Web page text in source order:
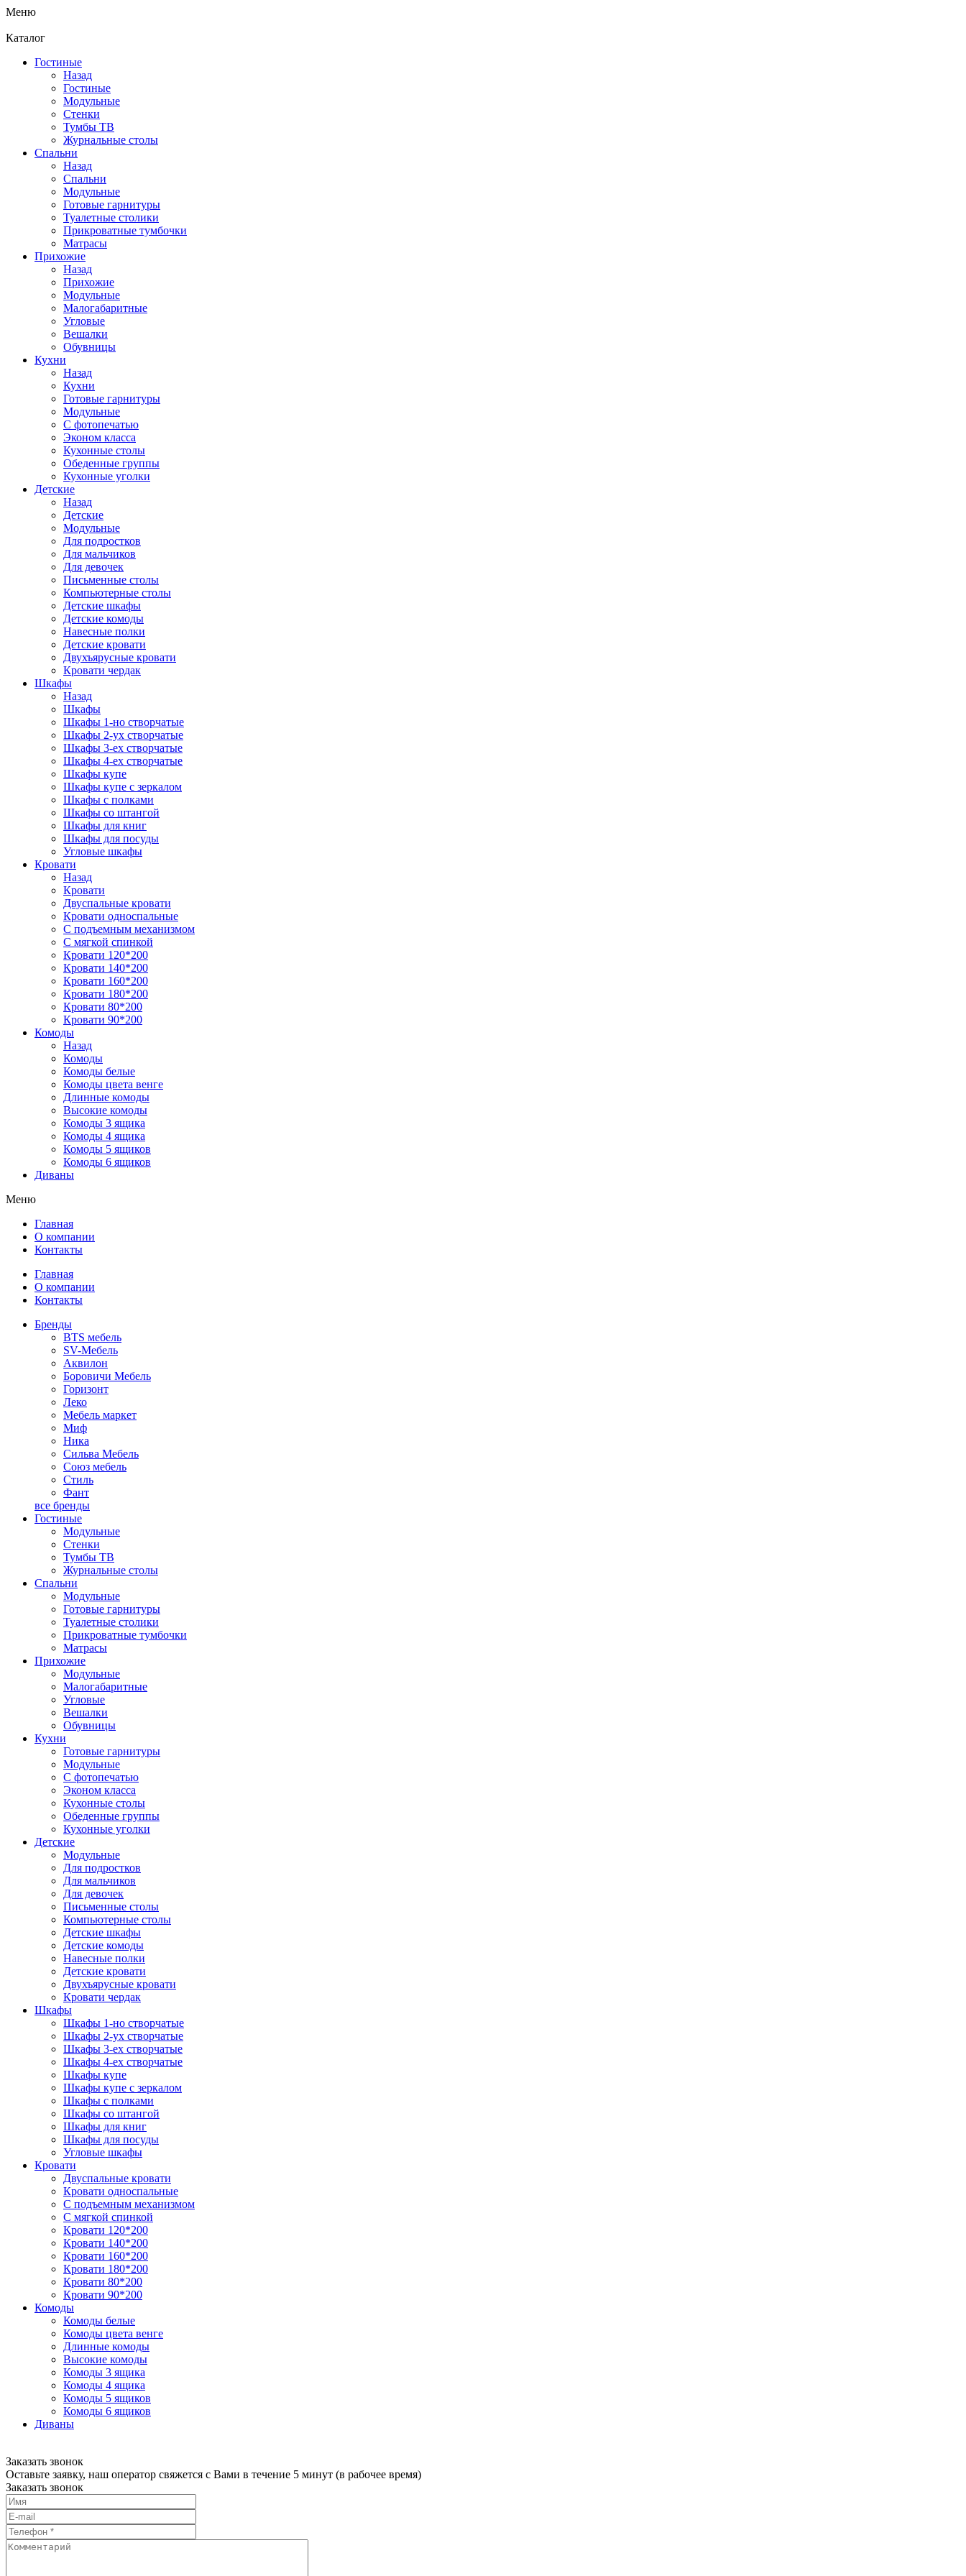
Меню
Каталог
Гостиные
Назад
Гостиные
Модульные
Стенки
Тумбы ТВ
Журнальные столы
Спальни
Назад
Спальни
Модульные
Готовые гарнитуры
Туалетные столики
Прикроватные тумбочки
Матрасы
Прихожие
Назад
Прихожие
Модульные
Малогабаритные
Угловые
Вешалки
Обувницы
Кухни
Назад
Кухни
Готовые гарнитуры
Модульные
С фотопечатью
Эконом класса
Кухонные столы
Обеденные группы
Кухонные уголки
Детские
Назад
Детские
Модульные
Для подростков
Для мальчиков
Для девочек
Письменные столы
Компьютерные столы
Детские шкафы
Детские комоды
Навесные полки
Детские кровати
Двухъярусные кровати
Кровати чердак
Шкафы
Назад
Шкафы
Шкафы 1-но створчатые
Шкафы 2-ух створчатые
Шкафы 3-ех створчатые
Шкафы 4-ех створчатые
Шкафы купе
Шкафы купе с зеркалом
Шкафы с полками
Шкафы со штангой
Шкафы для книг
Шкафы для посуды
Угловые шкафы
Кровати
Назад
Кровати
Двуспальные кровати
Кровати односпальные
С подъемным механизмом
С мягкой спинкой
Кровати 120*200
Кровати 140*200
Кровати 160*200
Кровати 180*200
Кровати 80*200
Кровати 90*200
Комоды
Назад
Комоды
Комоды белые
Комоды цвета венге
Длинные комоды
Высокие комоды
Комоды 3 ящика
Комоды 4 ящика
Комоды 5 ящиков
Комоды 6 ящиков
Диваны
Меню
Главная
О компании
Контакты
Главная
О компании
Контакты
Бренды
BTS мебель
SV-Мебель
Аквилон
Боровичи Мебель
Горизонт
Леко
Мебель маркет
Миф
Ника
Сильва Мебель
Союз мебель
Стиль
Фант
все бренды
Гостиные
Модульные
Стенки
Тумбы ТВ
Журнальные столы
Спальни
Модульные
Готовые гарнитуры
Туалетные столики
Прикроватные тумбочки
Матрасы
Прихожие
Модульные
Малогабаритные
Угловые
Вешалки
Обувницы
Кухни
Готовые гарнитуры
Модульные
С фотопечатью
Эконом класса
Кухонные столы
Обеденные группы
Кухонные уголки
Детские
Модульные
Для подростков
Для мальчиков
Для девочек
Письменные столы
Компьютерные столы
Детские шкафы
Детские комоды
Навесные полки
Детские кровати
Двухъярусные кровати
Кровати чердак
Шкафы
Шкафы 1-но створчатые
Шкафы 2-ух створчатые
Шкафы 3-ех створчатые
Шкафы 4-ех створчатые
Шкафы купе
Шкафы купе с зеркалом
Шкафы с полками
Шкафы со штангой
Шкафы для книг
Шкафы для посуды
Угловые шкафы
Кровати
Двуспальные кровати
Кровати односпальные
С подъемным механизмом
С мягкой спинкой
Кровати 120*200
Кровати 140*200
Кровати 160*200
Кровати 180*200
Кровати 80*200
Кровати 90*200
Комоды
Комоды белые
Комоды цвета венге
Длинные комоды
Высокие комоды
Комоды 3 ящика
Комоды 4 ящика
Комоды 5 ящиков
Комоды 6 ящиков
Диваны
Заказать звонок
Оставьте заявку, наш оператор свяжется с Вами в течение 5 минут (в рабочее время)
Заказать звонок